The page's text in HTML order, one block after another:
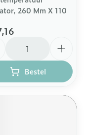
260 Mm X 110
Bestel